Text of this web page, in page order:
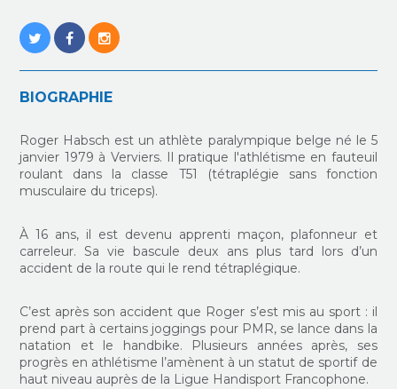
BIOGRAPHIE
Roger Habsch est un athlète paralympique belge né le 5
janvier 1979 à Verviers. Il pratique l'athlétisme en fauteuil
roulant dans la classe T51 (tétraplégie sans fonction
musculaire du triceps).
À 16 ans, il est devenu apprenti maçon, plafonneur et
carreleur. Sa vie bascule deux ans plus tard lors d’un
accident de la route qui le rend tétraplégique.
C’est après son accident que Roger s’est mis au sport : il
prend part à certains joggings pour PMR, se lance dans la
natation et le handbike. Plusieurs années après, ses
progrès en athlétisme l’amènent à un statut de sportif de
haut niveau auprès de la Ligue Handisport Francophone.